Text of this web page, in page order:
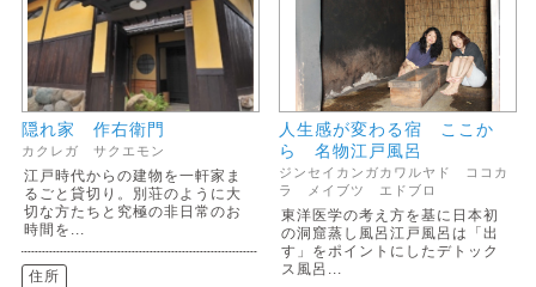
隠れ家 作右衛門
カクレガ サクエモン
江戸時代からの建物を一軒家ま
るごと貸切り。別荘のように大
切な方たちと究極の非日常のお
時間を...
住所
人生感が変わる宿 ここか
ら 名物江戸風呂
ジンセイカンガカワルヤド ココカ
ラ メイブツ エドブロ
東洋医学の考え方を基に日本初
の洞窟蒸し風呂江戸風呂は「出
す」をポイントにしたデトック
ス風呂...